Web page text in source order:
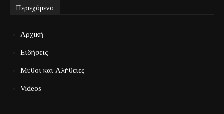
Περιεχόμενο
Αρχική
Ειδήσεις
Μύθοι και Αλήθειες
Videos